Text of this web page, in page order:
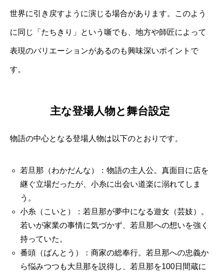
世界に引き戻すように演じる場合があります。このよう
に同じ「たちきり」という噺でも、地方や師匠によって
表現のバリエーションがあるのも興味深いポイントで
す。
主な登場人物と舞台設定
物語の中心となる登場人物は以下のとおりです。
若旦那（わかだんな）：物語の主人公。真面目に店を
継ぐ立場だったが、小糸に出会い道楽に溺れてしま
う。
小糸（こいと）：若旦那が夢中になる遊女（芸妓）。
若いが家業の事情に気づかず、若旦那への想いを強く
持っていた。
番頭（ばんとう）：商家の総奉行。若旦那への忠義か
ら悩みつつも大旦那を説得し、若旦那を100日間蔵に